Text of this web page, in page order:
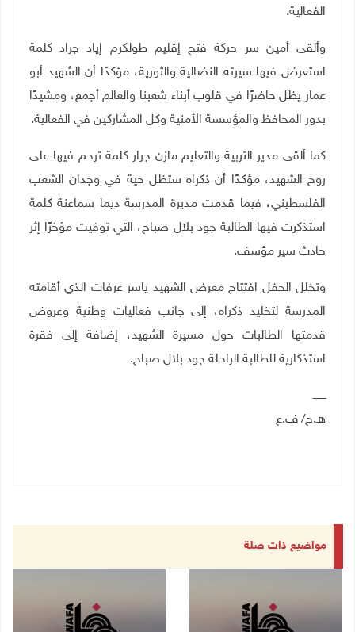
الفعالية.
وألقى أمين سر حركة فتح إقليم طولكرم إياد جراد كلمة
استعرض فيها سيرته النضالية والثورية، مؤكدًا أن الشهيد أبو
عمار يظل حاضرًا في قلوب أبناء شعبنا والعالم أجمع، ومشيدًا
بدور المحافظ والمؤسسة الأمنية وكل المشاركين في الفعالية.
كما ألقى مدير التربية والتعليم مازن جرار كلمة ترحم فيها على
روح الشهيد، مؤكدًا أن ذكراه ستظل حية في وجدان الشعب
الفلسطيني، فيما قدمت مديرة المدرسة ديما سماعنة كلمة
استذكرت فيها الطالبة جود بلال صباح، التي توفيت مؤخرًا إثر
حادث سير مؤسف.
وتخلل الحفل افتتاح معرض الشهيد ياسر عرفات الذي أقامته
المدرسة لتخليد ذكراه، إلى جانب فعاليات وطنية وعروض
قدمتها الطالبات حول مسيرة الشهيد، إضافة إلى فقرة
استذكارية للطالبة الراحلة جود بلال صباح.
ــــــــ
هـ.ح/ ف.ع
مواضيع ذات صلة